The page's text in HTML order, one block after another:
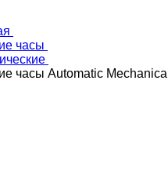
часы
часы Automatic